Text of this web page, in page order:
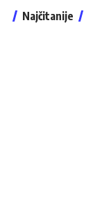
Najčitanije